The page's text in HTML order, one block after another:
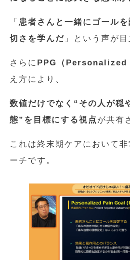
「 患者さんと一緒にゴール
切さを学んだ 」という声が
さらに PPG（Personalized
え方により、
数値だけでなく“その人が穏
態”を目標にする視点 が共有
これは終末期ケアにおいて
ーチです。